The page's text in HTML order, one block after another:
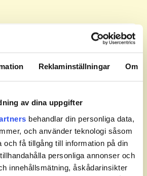
Reklaminställningar Om
av dina uppgifter
behandlar din personliga data,
och använder teknologi såsom
och få tillgång till information på din
personliga annonser och
innehållsmätning, åskådarinsikter